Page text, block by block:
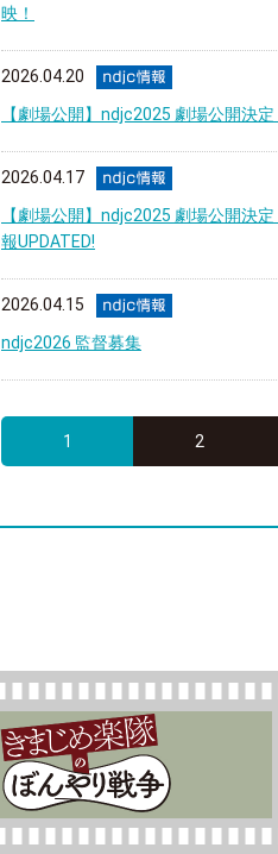
映！
2026.04.20
【劇場公開】ndjc2025 劇場公開決
2026.04.17
【劇場公開】ndjc2025 劇場公開決
報UPDATED!
2026.04.15
ndjc2026 監督募集
1 2